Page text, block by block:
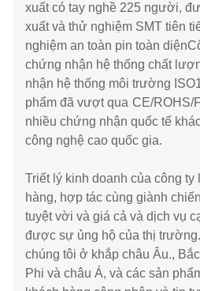
xuất có tay nghề 225 người,
xuất và thử nghiệm SMT tiên
nghiệm an toàn pin toàn
chứng nhận hệ thống chất
nhận hệ thống môi trường
phẩm đã vượt qua CE/ROHS/
nhiều chứng nhận quốc tế
công nghệ cao quốc gia.
Triết lý kinh doanh của công
hàng, hợp tác cùng giành
tuyệt vời và giá cả và dịch vụ
được sự ủng hộ của thị
chúng tôi ở khắp châu Âu.,
Phi và châu Á, và các sản